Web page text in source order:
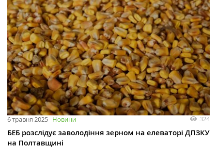
6 травня 2025 Новини 324
БЕБ розслідує заволодіння зерном на елеваторі ДПЗКУ
на Полтавщині